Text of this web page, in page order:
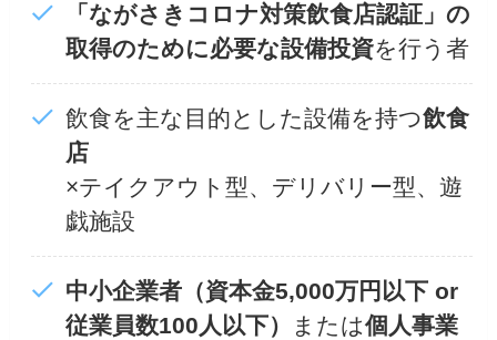
「ながさきコロナ対策飲食店認証」の
取得のために必要な設備投資を行う者
飲食を主な目的とした設備を持つ飲食
店
×テイクアウト型、デリバリー型、遊
戯施設
中小企業者（資本金5,000万円以下 or
従業員数100人以下）
または個人事業